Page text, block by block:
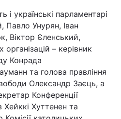
і українські парламентарі
Унурян, Іван
Віктор Єленський,
– керівник
Конрада
та голова правління
Олександр Заєць, а
Конференції
Хуттенен та